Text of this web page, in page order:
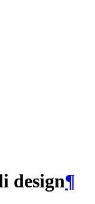
design¶